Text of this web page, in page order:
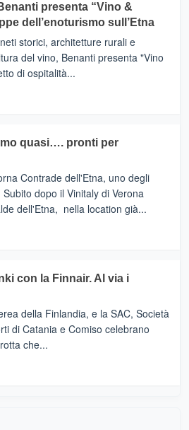
presenta “Vino &
dell’enoturismo sull’Etna
storici, architetture rurali e
del vino, Benanti presenta "Vino
di ospitalità...
quasi…. pronti per
Contrade dell'Etna, uno degli
dopo il Vinitaly di Verona
dell'Etna, nella location già...
con la Finnair. Al via i
della Finlandia, e la SAC, Società
di Catania e Comiso celebrano
che...